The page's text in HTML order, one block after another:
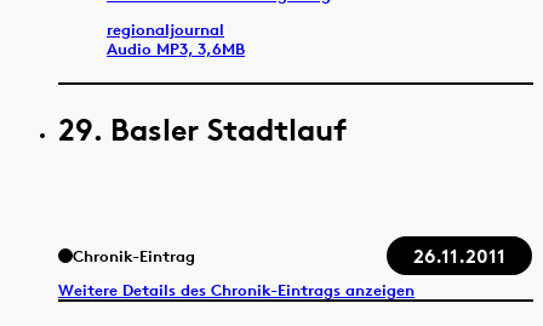
regionaljournal
Audio MP3, 3,6MB
29. Basler Stadtlauf
Chronik-Eintrag 26.11.2011
Weitere Details des Chronik-Eintrags anzeigen